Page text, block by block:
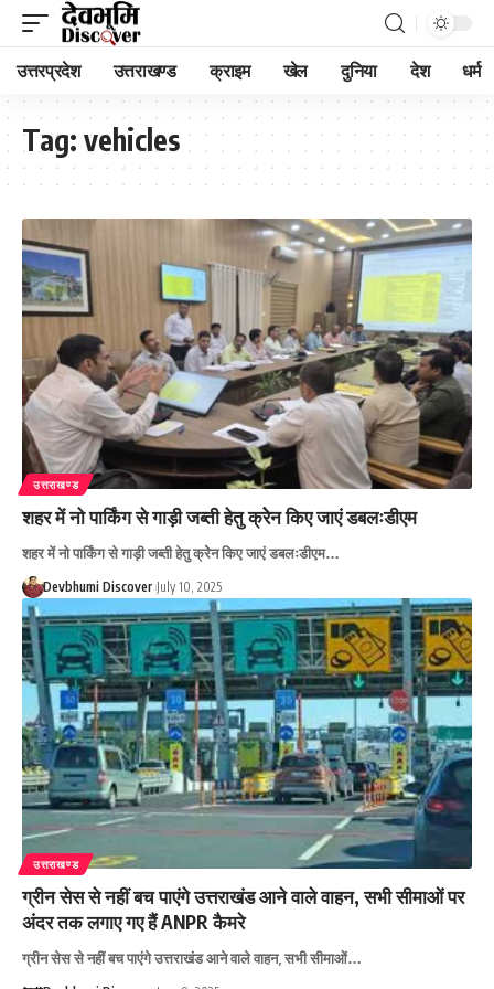
उत्तरप्रदेश उत्तराखण्ड क्राइम खेल दुनिया देश धर्म
Tag: vehicles
उत्तराखण्ड
शहर में नो पार्किंग से गाड़ी जब्ती हेतु क्रेेन किए जाएं डबलःडीएम
शहर में नो पार्किंग से गाड़ी जब्ती हेतु क्रेेन किए जाएं डबलःडीएम…
Devbhumi Discover July 10, 2025
उत्तराखण्ड
ग्रीन सेस से नहीं बच पाएंगे उत्तराखंड आने वाले वाहन, सभी सीमाओं पर
अंदर तक लगाए गए हैं ANPR कैमरे
ग्रीन सेस से नहीं बच पाएंगे उत्तराखंड आने वाले वाहन, सभी सीमाओं…